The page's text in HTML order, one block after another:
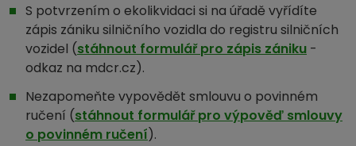
S potvrzením o ekolikvidaci si na úřadě vyřídíte
zápis zániku silničního vozidla do registru silničních
vozidel (stáhnout formulář pro zápis zániku -
odkaz na mdcr.cz).
Nezapomeňte vypovědět smlouvu o povinném
ručení (stáhnout formulář pro výpověď smlouvy
o povinném ručení).